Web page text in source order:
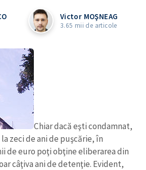
Victor MOŞNEAG
3.65 mii de articole
Chiar dacă eşti condamnat,
zeci de ani de puşcărie, în
de euro poţi obţine eliberarea din
câţiva ani de detenţie. Evident,